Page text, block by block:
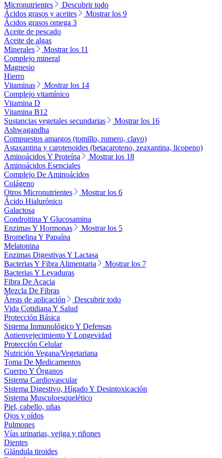
Micronutrientes
Descubrir todo
Ácidos grasos y aceites
Mostrar los 9
Ácidos grasos omega 3
Aceite de pescado
Aceite de algas
Minerales
Mostrar los 11
Complejo mineral
Magnesio
Hierro
Vitaminas
Mostrar los 14
Complejo vitamínico
Vitamina D
Vitamina B12
Sustancias vegetales secundarias
Mostrar los 16
Ashwagandha
Compuestos amargos (tomillo, romero, clavo)
Astaxantina y carotenoides (betacaroteno, zeaxantina, licopeno)
Aminoácidos Y Proteína
Mostrar los 18
Aminoácidos Esenciales
Complejo De Aminoácidos
Colágeno
Otros Micronutrientes
Mostrar los 6
Ácido Hialurónico
Galactosa
Condroitina Y Glucosamina
Enzimas Y Hormonas
Mostrar los 5
Bromelina Y Papaína
Melatonina
Enzimas Digestivas Y Lactasa
Bacterias Y Fibra Alimentaria
Mostrar los 7
Bacterias Y Levaduras
Fibra De Acacia
Mezcla De Fibras
Áreas de aplicación
Descubrir todo
Vida Cotidiana Y Salud
Protección Básica
Sistema Inmunológico Y Defensas
Antienvejecimiento Y Longevidad
Protección Celular
Nutrición Vegana/Vegetariana
Toma De Medicamentos
Cuerpo Y Órganos
Sistema Cardiovascular
Sistema Digestivo, Hígado Y Desintoxicación
Sistema Musculoesquelético
Piel, cabello, uñas
Ojos y oídos
Pulmones
Vías urinarias, vejiga y riñones
Dientes
Glándula tiroides